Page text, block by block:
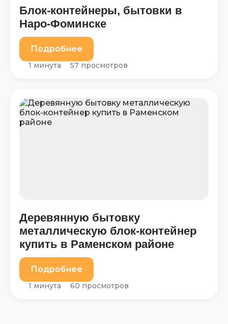
Блок-контейнеры, бытовки в
Наро-Фоминске
Подробнее
1 минута 57 просмотров
Деревянную бытовку
металлическую блок-контейнер
купить в Раменском районе
Подробнее
1 минута 60 просмотров